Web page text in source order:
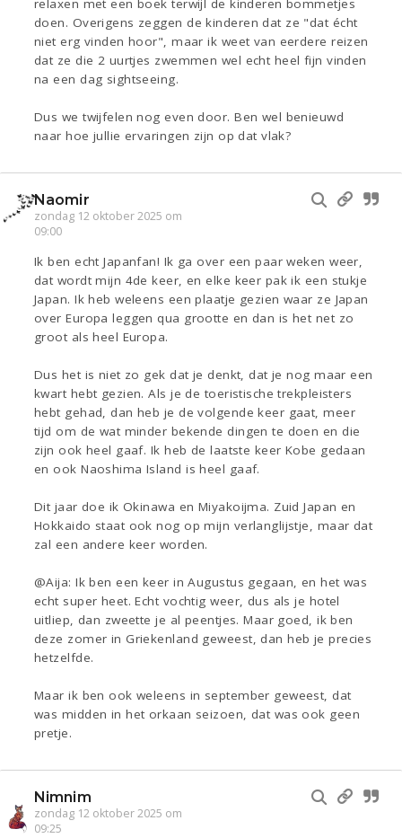
relaxen met een boek terwijl de kinderen bommetjes
doen. Overigens zeggen de kinderen dat ze "dat écht
niet erg vinden hoor", maar ik weet van eerdere reizen
dat ze die 2 uurtjes zwemmen wel echt heel fijn vinden
na een dag sightseeing.
Dus we twijfelen nog even door. Ben wel benieuwd
naar hoe jullie ervaringen zijn op dat vlak?
Naomir
zondag 12 oktober 2025 om
09:00
Ik ben echt Japanfan! Ik ga over een paar weken weer,
dat wordt mijn 4de keer, en elke keer pak ik een stukje
Japan. Ik heb weleens een plaatje gezien waar ze Japan
over Europa leggen qua grootte en dan is het net zo
groot als heel Europa.
Dus het is niet zo gek dat je denkt, dat je nog maar een
kwart hebt gezien. Als je de toeristische trekpleisters
hebt gehad, dan heb je de volgende keer gaat, meer
tijd om de wat minder bekende dingen te doen en die
zijn ook heel gaaf. Ik heb de laatste keer Kobe gedaan
en ook Naoshima Island is heel gaaf.
Dit jaar doe ik Okinawa en Miyakoijma. Zuid Japan en
Hokkaido staat ook nog op mijn verlanglijstje, maar dat
zal een andere keer worden.
@Aija: Ik ben een keer in Augustus gegaan, en het was
echt super heet. Echt vochtig weer, dus als je hotel
uitliep, dan zweette je al peentjes. Maar goed, ik ben
deze zomer in Griekenland geweest, dan heb je precies
hetzelfde.
Maar ik ben ook weleens in september geweest, dat
was midden in het orkaan seizoen, dat was ook geen
pretje.
Nimnim
zondag 12 oktober 2025 om
09:25